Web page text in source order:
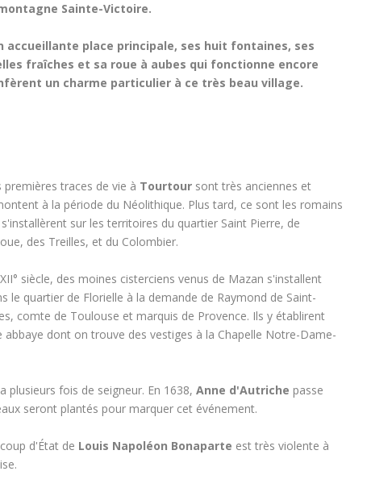
Sainte-Victoire.
accueillante place principale, ses huit fontaines, ses
fraîches et sa roue à aubes qui fonctionne encore
un charme particulier à ce très beau village.
premières traces de vie à Tourtoursont très anciennes et
à la période du Néolithique. Plus tard, ce sont les romains
sur les territoires du quartier Saint Pierre, de
des Treilles, et du Colombier.
siècle, des moines cisterciens venus de Mazan s'installent
le quartier de Florielle à la demande de Raymond de Saint-
comte de Toulouse et marquis de Provence. Ils y établirent
abbaye dont on trouve des vestiges à la Chapelle Notre-Dame-
plusieurs fois de seigneur. En 1638, Anne d'Autriche passe
seront plantés pour marquer cet événement.
d'État de Louis Napoléon Bonaparte est très violente à